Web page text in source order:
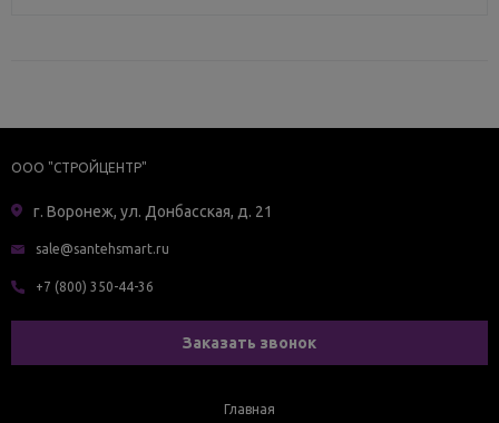
ООО "СТРОЙЦЕНТР"
г. Воронеж, ул. Донбасская, д. 21
sale@santehsmart.ru
+7 (800) 350-44-36
Заказать звонок
Главная